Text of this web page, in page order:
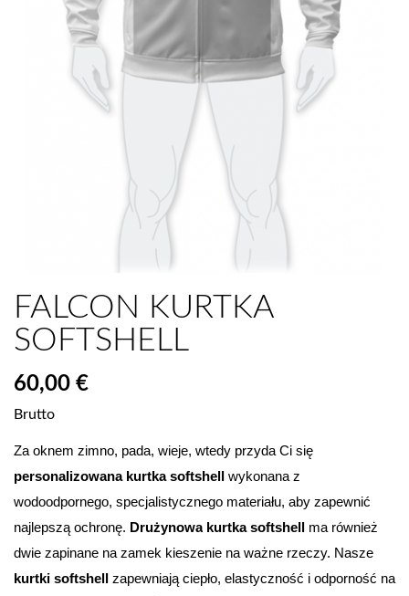
FALCON KURTKA
SOFTSHELL
60,00 €
Brutto
personalizowana kurtka softshell
wykonana z
wodoodpornego, specjalistycznego materiału, aby zapewnić
najlepszą ochronę. Drużynowa kurtka softshell
ma również
kurtki softshell zapewniają ciepło, elastyczność i odporność na